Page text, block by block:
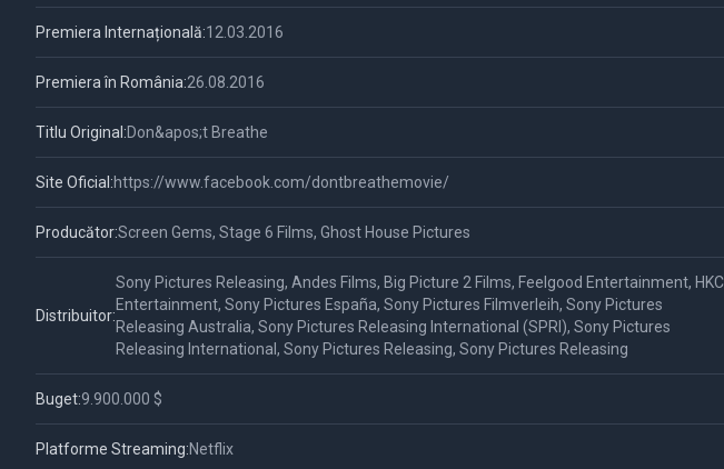
Premiera Internațională:12.03.2016
Premiera în România:26.08.2016
Titlu Original:Don&apos;t Breathe
Site Oficial:https://www.facebook.com/dontbreathemovie/
Producător:Screen Gems, Stage 6 Films, Ghost House Pictures
Distribuitor:
Sony Pictures Releasing, Andes Films, Big Picture 2 Films, Feelgood Entertainment, HKC
Entertainment, Sony Pictures España, Sony Pictures Filmverleih, Sony Pictures
Releasing Australia, Sony Pictures Releasing International (SPRI), Sony Pictures
Releasing International, Sony Pictures Releasing, Sony Pictures Releasing
Buget:9.900.000 $
Platforme Streaming:Netflix